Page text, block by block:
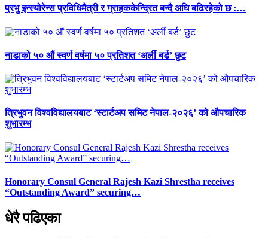
प्रभु इन्स्योरेन्स प्रविधिमैत्री र ग्राहककेन्द्रित बन्दै अघि बढिरहेको छ :…
नाडाको ५० औं स्वर्ण वर्षमा ५० प्रतिशत ‘अर्ली बर्ड’ छुट
त्रिभुवन विश्वविद्यालयबाट ‘स्टार्टअप समिट नेपाल-२०२६’ को औपचारिक
शुभारम्भ
Honorary Consul General Rajesh Kazi Shrestha receives
“Outstanding Award” securing…
धेरै पढिएका